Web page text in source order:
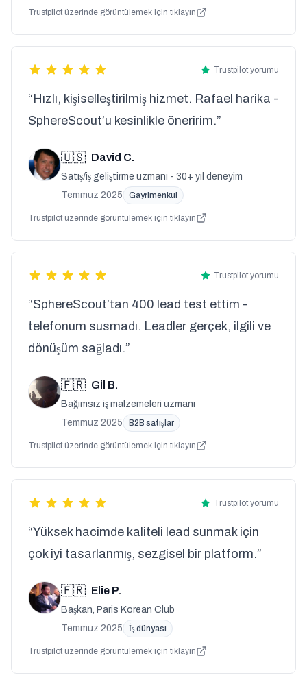
Trustpilot üzerinde görüntülemek için tıklayın
Trustpilot yorumu
“Hızlı, kişiselleştirilmiş hizmet. Rafael harika -
SphereScout’u kesinlikle öneririm.”
🇺🇸 David C.
Satış/iş geliştirme uzmanı - 30+ yıl deneyim
Temmuz 2025
Gayrimenkul
Trustpilot üzerinde görüntülemek için tıklayın
Trustpilot yorumu
“SphereScout’tan 400 lead test ettim -
telefonum susmadı. Leadler gerçek, ilgili ve
dönüşüm sağladı.”
🇫🇷 Gil B.
Bağımsız iş malzemeleri uzmanı
Temmuz 2025
B2B satışlar
Trustpilot üzerinde görüntülemek için tıklayın
Trustpilot yorumu
“Yüksek hacimde kaliteli lead sunmak için
çok iyi tasarlanmış, sezgisel bir platform.”
🇫🇷 Elie P.
Başkan, Paris Korean Club
Temmuz 2025
İş dünyası
Trustpilot üzerinde görüntülemek için tıklayın